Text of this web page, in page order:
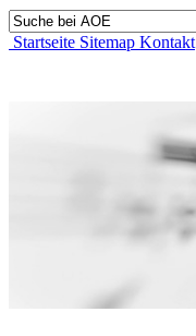
Startseite Sitemap Kontakt